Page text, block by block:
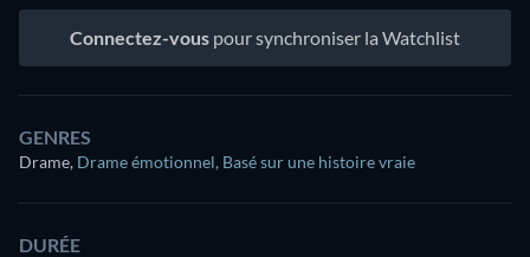
Connectez-vous pour synchroniser la Watchlist
GENRES
Drame, Drame émotionnel, Basé sur une histoire vraie
DURÉE